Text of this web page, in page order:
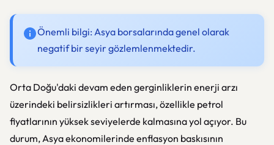
Önemli bilgi: Asya borsalarında genel olarak
negatif bir seyir gözlemlenmektedir.
Orta Doğu'daki devam eden gerginliklerin enerji arzı
üzerindeki belirsizlikleri artırması, özellikle petrol
fiyatlarının yüksek seviyelerde kalmasına yol açıyor. Bu
durum, Asya ekonomilerinde enflasyon baskısının